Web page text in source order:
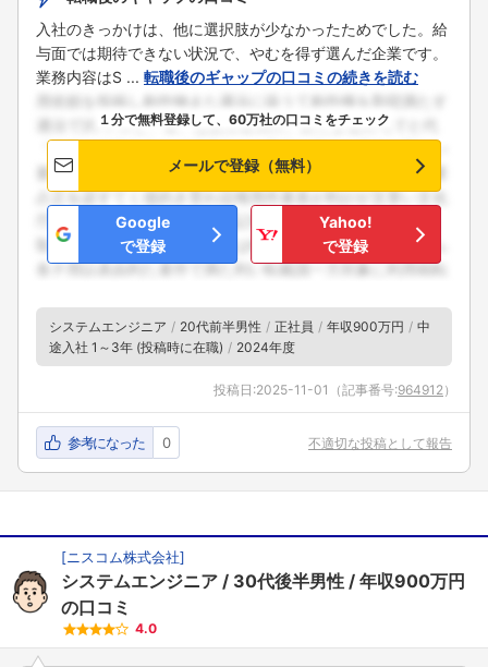
入社のきっかけは、他に選択肢が少なかったためでした。給
与面では期待できない状況で、やむを得ず選んだ企業です。
業務内容はS ... 転職後のギャップの口コミの続きを読む
１分で無料登録して、60万社の口コミをチェック
メールで登録（無料）
Google
で登録
Yahoo!
で登録
システムエンジニア 20代前半男性 正社員 年収900万円
中
途入社 1～3年 (投稿時に在職)
2024年度
投稿日:2025-11-01 （記事番号:964912 ）
参考になった 0 不適切な投稿として報告
[ニスコム株式会社]
システムエンジニア 30代後半男性
年収900万円
の口コミ
4.0